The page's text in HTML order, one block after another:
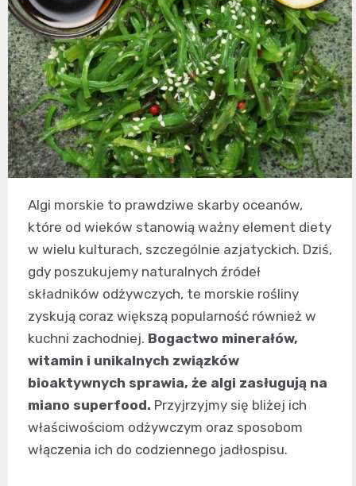
Algi morskie to prawdziwe skarby oceanów,
które od wieków stanowią ważny element diety
w wielu kulturach, szczególnie azjatyckich. Dziś,
gdy poszukujemy naturalnych źródeł
składników odżywczych, te morskie rośliny
zyskują coraz większą popularność również w
kuchni zachodniej. Bogactwo minerałów,
witamin i unikalnych związków
bioaktywnych sprawia, że algi zasługują na
miano superfood. Przyjrzyjmy się bliżej ich
właściwościom odżywczym oraz sposobom
włączenia ich do codziennego jadłospisu.